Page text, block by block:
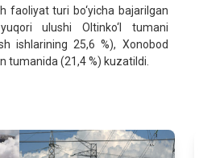
faoliyat turi bo‘yicha bajarilgan
ulushi Oltinko‘l tumani
ishlarining 25,6 %), Xonobod
tumanida (21,4 %) kuzatildi.